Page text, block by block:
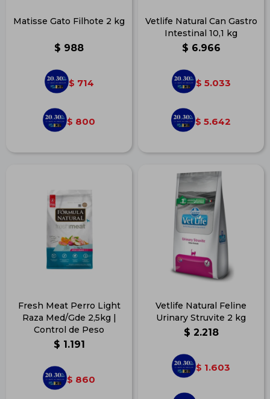
Matisse Gato Filhote 2 kg
$ 988
$ 714
$ 800
Vetlife Natural Can Gastro
Intestinal 10,1 kg
$ 6.966
$ 5.033
$ 5.642
Fresh Meat Perro Light
Raza Med/Gde 2,5kg |
Control de Peso
$ 1.191
$ 860
Vetlife Natural Feline
Urinary Struvite 2 kg
$ 2.218
$ 1.603